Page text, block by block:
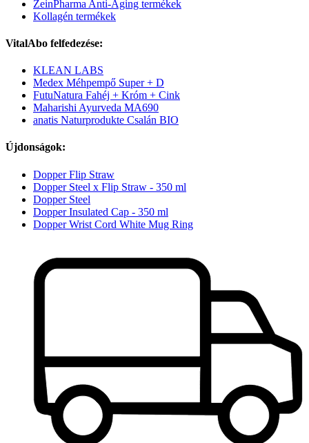
ZeinPharma Anti-Aging termékek
Kollagén termékek
VitalAbo felfedezése:
KLEAN LABS
Medex Méhpempő Super + D
FutuNatura Fahéj + Króm + Cink
Maharishi Ayurveda MA690
anatis Naturprodukte Csalán BIO
Újdonságok:
Dopper Flip Straw
Dopper Steel x Flip Straw - 350 ml
Dopper Steel
Dopper Insulated Cap - 350 ml
Dopper Wrist Cord White Mug Ring